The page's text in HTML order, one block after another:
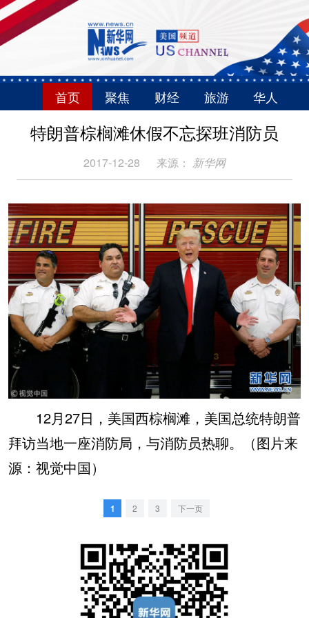
首页 聚焦 财经 旅游 华人
特朗普棕榈滩休假不忘探班消防员
2017-12-28 来源： 新华网
12月27日，美国西棕榈滩，美国总统特朗普
拜访当地一座消防局，与消防员热聊。（图片来
源：视觉中国）
1 2 3 下一页